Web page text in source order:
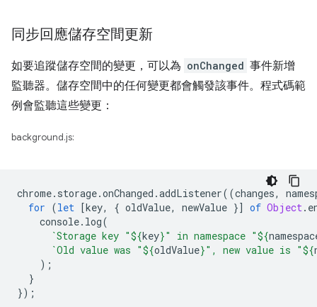
同步回應儲存空間更新
如要追蹤儲存空間的變更，可以為 onChanged 事件新增
監聽器。儲存空間中的任何變更都會觸發該事件。程式碼範
例會監聽這些變更：
background.js:
chrome. storage.onChanged .addListener((changes,
for (let [key, { oldValue, newValue }] of Object.
console. log(
`Storage key "${key}" in namespace "${
`Old value was "${oldValue}", new value is "${
);
}
});